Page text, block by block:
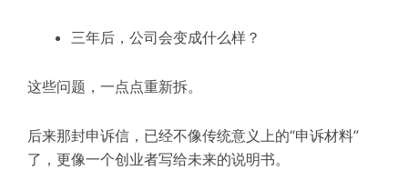
三年后，公司会变成什么样？
这些问题，一点点重新拆。
后来那封申诉信，已经不像传统意义上的“申诉材料”
了，更像一个创业者写给未来的说明书。